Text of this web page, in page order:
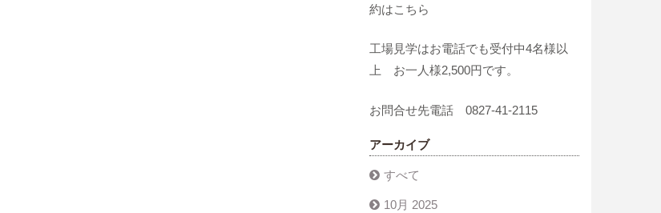
約はこちら
工場見学はお電話でも受付中4名様以
上 お一人様2,500円です。
お問合せ先電話 0827-41-2115
アーカイブ
すべて
10月 2025